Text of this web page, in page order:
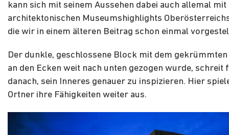
kann sich mit seinem Aussehen dabei auch allemal mit
architektonischen Museumshighlights
die wir in einem älteren Beitrag schon einmal
Der dunkle, geschlossene Block mit dem gekrümmten
an den Ecken weit nach unten gezogen wurde, schreit
danach, sein Inneres genauer zu inspizieren. Hier
Ortner ihre Fähigkeiten weiter aus.